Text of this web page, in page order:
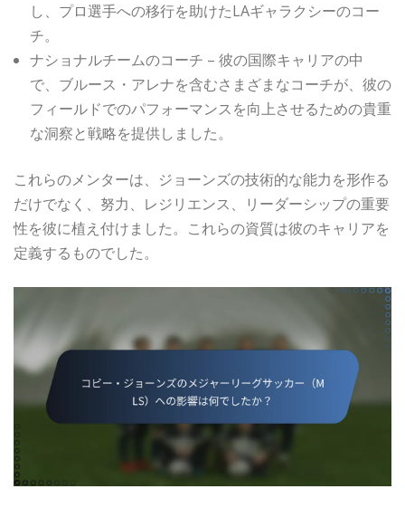
し、プロ選手への移行を助けたLAギャラクシーのコー
チ。
ナショナルチームのコーチ – 彼の国際キャリアの中
で、ブルース・アレナを含むさまざまなコーチが、彼の
フィールドでのパフォーマンスを向上させるための貴重
な洞察と戦略を提供しました。
これらのメンターは、ジョーンズの技術的な能力を形作る
だけでなく、努力、レジリエンス、リーダーシップの重要
性を彼に植え付けました。これらの資質は彼のキャリアを
定義するものでした。